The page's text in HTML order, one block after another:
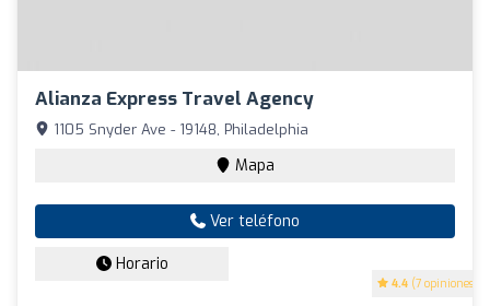
Alianza Express Travel Agency
4.4 (7 opiniones)
1105 Snyder Ave - 19148, Philadelphia
Mapa
Ver teléfono
Horario